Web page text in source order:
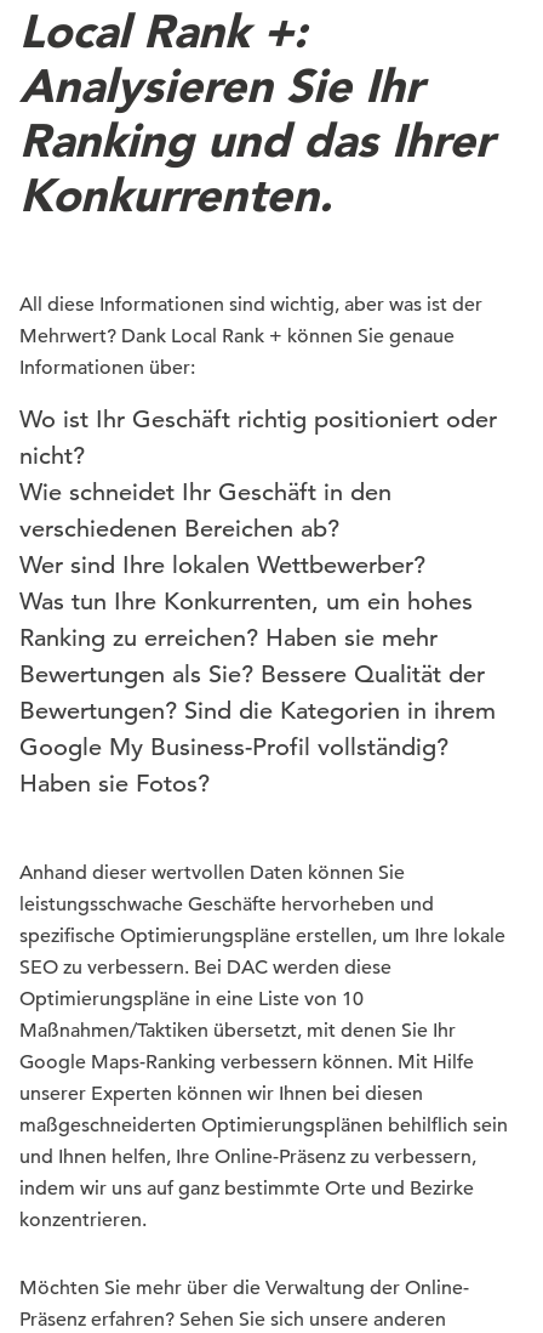
Local Rank +:
Analysieren Sie Ihr
Ranking und das Ihrer
Konkurrenten.
All diese Informationen sind wichtig, aber was ist der
Mehrwert? Dank Local Rank + können Sie genaue
Informationen über:
Wo ist Ihr Geschäft richtig positioniert oder
nicht?
Wie schneidet Ihr Geschäft in den
verschiedenen Bereichen ab?
Wer sind Ihre lokalen Wettbewerber?
Was tun Ihre Konkurrenten, um ein hohes
Ranking zu erreichen? Haben sie mehr
Bewertungen als Sie? Bessere Qualität der
Bewertungen? Sind die Kategorien in ihrem
Google My Business-Profil vollständig?
Haben sie Fotos?
Anhand dieser wertvollen Daten können Sie
leistungsschwache Geschäfte hervorheben und
spezifische Optimierungspläne erstellen, um Ihre lokale
SEO zu verbessern. Bei DAC werden diese
Optimierungspläne in eine Liste von 10
Maßnahmen/Taktiken übersetzt, mit denen Sie Ihr
Google Maps-Ranking verbessern können. Mit Hilfe
unserer Experten können wir Ihnen bei diesen
maßgeschneiderten Optimierungsplänen behilflich sein
und Ihnen helfen, Ihre Online-Präsenz zu verbessern,
indem wir uns auf ganz bestimmte Orte und Bezirke
konzentrieren.
Möchten Sie mehr über die Verwaltung der Online-
Präsenz erfahren? Sehen Sie sich unsere anderen